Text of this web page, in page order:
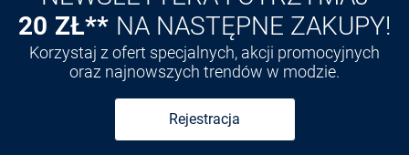
20 ZŁ** NA NASTĘPNE ZAKUPY!
Korzystaj z ofert specjalnych, akcji promocyjnych
oraz najnowszych trendów w modzie.
Rejestracja